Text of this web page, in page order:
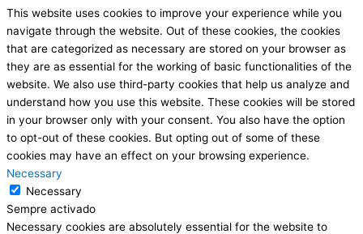
This website uses cookies to improve your experience while you
navigate through the website. Out of these cookies, the cookies
that are categorized as necessary are stored on your browser as
they are as essential for the working of basic functionalities of the
website. We also use third-party cookies that help us analyze and
understand how you use this website. These cookies will be stored
in your browser only with your consent. You also have the option
to opt-out of these cookies. But opting out of some of these
cookies may have an effect on your browsing experience.
Necessary
Necessary
Sempre activado
Necessary cookies are absolutely essential for the website to